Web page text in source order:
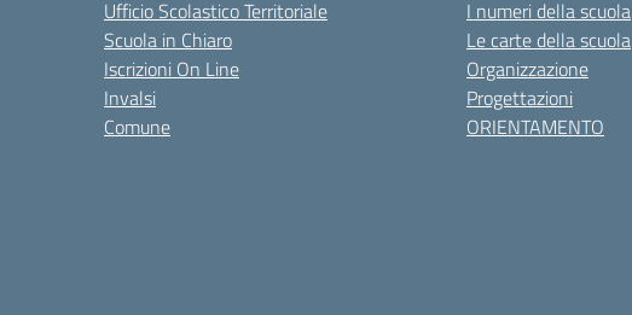
Ufficio Scolastico Territoriale
Scuola in Chiaro
Iscrizioni On Line
Invalsi
Comune
I numeri della scuola
Le carte della scuola
Organizzazione
Progettazioni
ORIENTAMENTO